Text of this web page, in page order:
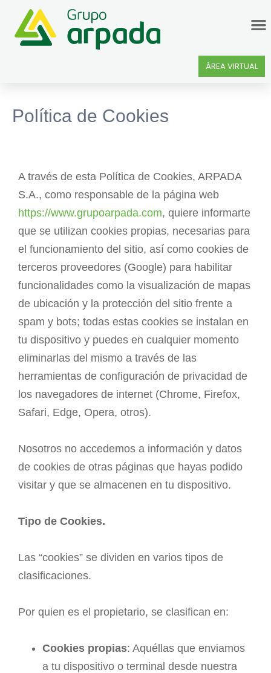
ÁREA VIRTUAL
Política de Cookies
A través de esta Política de Cookies, ARPADA
S.A., como responsable de la página web
https://www.grupoarpada.com, quiere informarte
que se utilizan cookies propias, necesarias para
el funcionamiento del sitio, así como cookies de
terceros proveedores (Google) para habilitar
funcionalidades como la visualización de mapas
de ubicación y la protección del sitio frente a
spam y bots; todas estas cookies se instalan en
tu dispositivo y puedes en cualquier momento
eliminarlas del mismo a través de las
herramientas de configuración de privacidad de
los navegadores de internet (Chrome, Firefox,
Safari, Edge, Opera, otros).
Nosotros no accedemos a información y datos
de cookies de otras páginas que hayas podido
visitar y que se almacenen en tu dispositivo.
Tipo de Cookies.
Las “cookies” se dividen en varios tipos de
clasificaciones.
Por quien es el propietario, se clasifican en:
Cookies propias: Aquéllas que enviamos
a tu dispositivo o terminal desde nuestra